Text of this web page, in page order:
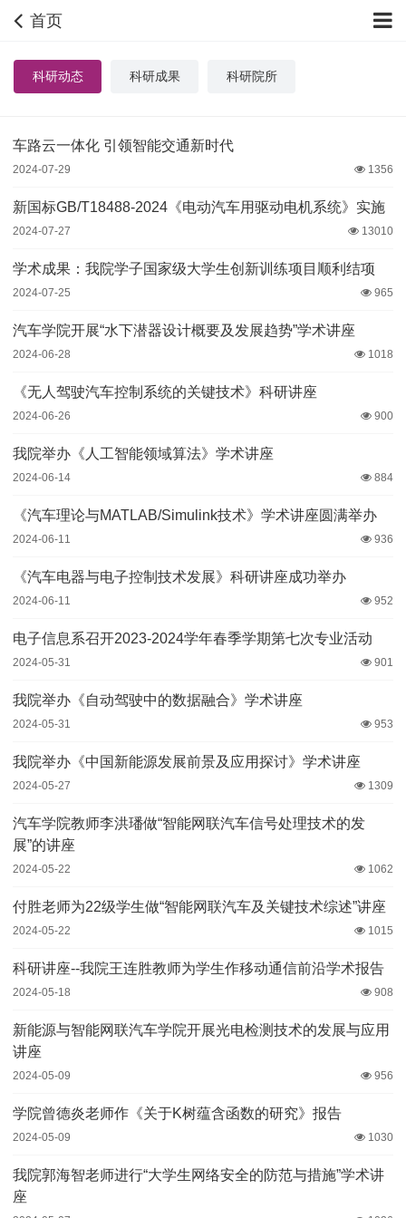
首页
科研动态 科研成果 科研院所
车路云一体化 引领智能交通新时代
2024-07-29 1356
新国标GB/T18488-2024《电动汽车用驱动电机系统》实施
2024-07-27 13010
学术成果：我院学子国家级大学生创新训练项目顺利结项
2024-07-25 965
汽车学院开展“水下潜器设计概要及发展趋势”学术讲座
2024-06-28 1018
《无人驾驶汽车控制系统的关键技术》科研讲座
2024-06-26 900
我院举办《人工智能领域算法》学术讲座
2024-06-14 884
《汽车理论与MATLAB/Simulink技术》学术讲座圆满举办
2024-06-11 936
《汽车电器与电子控制技术发展》科研讲座成功举办
2024-06-11 952
电子信息系召开2023-2024学年春季学期第七次专业活动
2024-05-31 901
我院举办《自动驾驶中的数据融合》学术讲座
2024-05-31 953
我院举办《中国新能源发展前景及应用探讨》学术讲座
2024-05-27 1309
汽车学院教师李洪璠做“智能网联汽车信号处理技术的发
展”的讲座
2024-05-22 1062
付胜老师为22级学生做“智能网联汽车及关键技术综述”讲座
2024-05-22 1015
科研讲座--我院王连胜教师为学生作移动通信前沿学术报告
2024-05-18 908
新能源与智能网联汽车学院开展光电检测技术的发展与应用
讲座
2024-05-09 956
学院曾德炎老师作《关于K树蕴含函数的研究》报告
2024-05-09 1030
我院郭海智老师进行“大学生网络安全的防范与措施”学术讲
座